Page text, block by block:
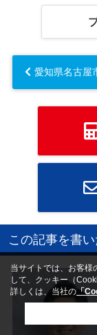
この記事を書
当サイトでは、お客様
して、クッキー（
詳しくは、当社の「